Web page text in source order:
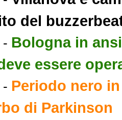
del
- Bologna in
essere
- Periodo nero
di Parkinson